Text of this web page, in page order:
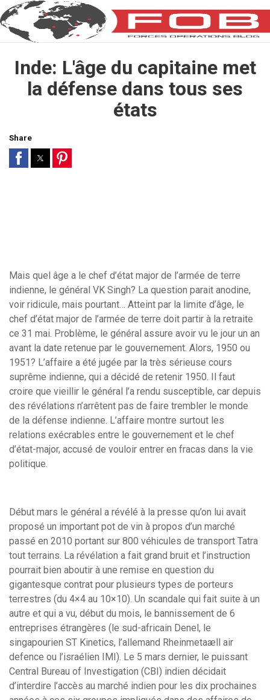
Inde: L'âge du capitaine met
la défense dans tous ses
états
Share
Mais quel âge a le chef d’état major de l’armée de terre
indienne, le général VK Singh? La question parait anodine,
voir ridicule, mais pourtant… Atteint par la limite d’âge, le
chef d’état major de l’armée de terre doit partir à la retraite
ce 31 mai. Problème, le général assure avoir vu le jour un an
avant la date retenue par le gouvernement. Alors, 1950 ou
1951? L’affaire a été jugée par la très sérieuse cours
suprême indienne, qui a décidé de retenir 1950. Il faut
croire que vieillir le général l’a rendu susceptible, car depuis
des révélations n’arrêtent pas de faire trembler le monde
de la défense indienne. L’affaire montre surtout les
relations exécrables entre le gouvernement et le chef
d’état-major, accusé de vouloir entrer en fracas dans la vie
politique.
Début mars le général a révélé à la presse qu’on lui avait
proposé un important pot de vin à propos d’un marché
passé en 2010 portant sur 800 véhicules de transport Tatra
tout terrains. La révélation a fait grand bruit et l’instruction
pourrait bien aboutir à une remise en question du
gigantesque contrat pour plusieurs types de porteurs
terrestres (du 4×4 au 10×10). Un scandale qui fait suite à un
autre et qui a vu, début du mois, le bannissement de 6
entreprises étrangères (le sud-africain Denel, le
singapourien ST Kinetics, l’allemand Rheinmetaæll air
defence ou l’israélien IMI). Le 5 mars dernier, le puissant
Central Bureau of Investigation (CBI) indien décidait
d’interdire l’accès au marché indien pour les dix prochaines